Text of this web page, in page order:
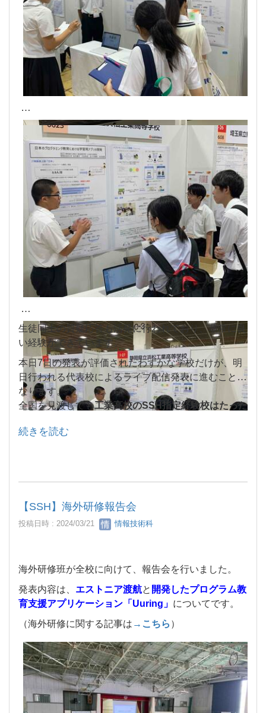
生徒同士の質疑応答も活発に行われており、非常に良
い経験ができています。
本日7日の発表が評価されたわずかな学校だけが、明
日行われる代表校によるライブ配信発表に進むことに
なります。
全国を見渡しても工業高校のSSH指定経験校はたった
らく浜工のみ
続きを読む
【SSH】海外研修報告会
投稿日時 : 2024/03/21 情報技術科
海外研修班が全校に向けて、報告会を行いました。
発表内容は、 エストニア渡航と 開発したプログラム教
育支援アプリケーション「Uuring」 についてです。
（海外研修に関する記事は →こちら ）